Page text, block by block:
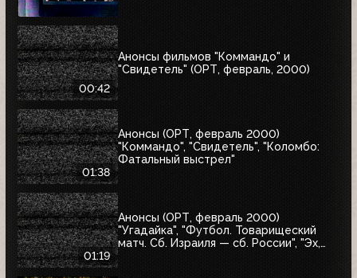
00:42
Анонсы фильмов "Коммандо" и
"Свидетель" (ОРТ, февраль, 2000)
01:38
Анонсы (ОРТ, февраль 2000)
"Коммандо", "Свидетель", "Коломбо:
Фатальный выстрел"
01:19
Анонсы (ОРТ, февраль 2000)
"Угадайка", "Футбол. Товарищеский
матч. Сб. Израиля — сб. России", "Эх,